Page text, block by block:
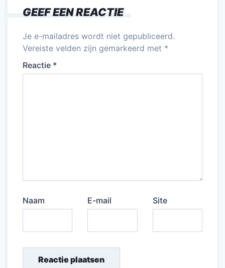
GEEF EEN REACTIE
Je e-mailadres wordt niet gepubliceerd.
Vereiste velden zijn gemarkeerd met *
Reactie *
Naam E-mail Site